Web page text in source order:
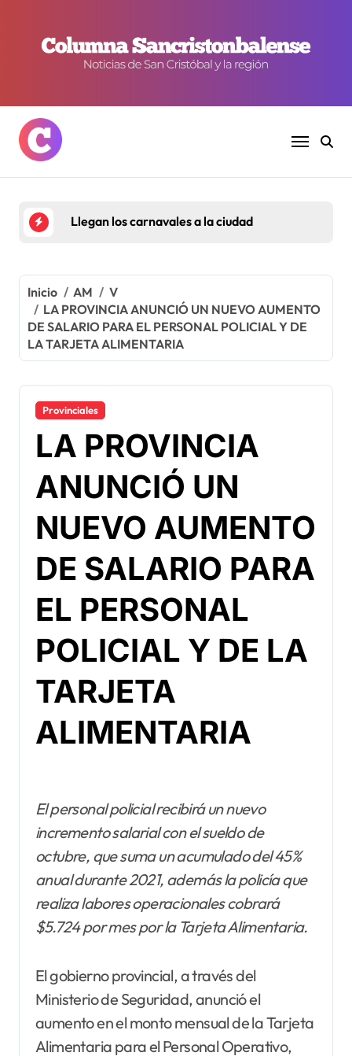
contenido
Llegan los carnavales a la ciudad
Inicio AM
V
LA PROVINCIA ANUNCIÓ UN NUEVO AUMENTO
DE SALARIO PARA EL PERSONAL POLICIAL Y DE
LA TARJETA ALIMENTARIA
Provinciales
LA PROVINCIA
ANUNCIÓ UN
NUEVO AUMENTO
DE SALARIO PARA
EL PERSONAL
POLICIAL Y DE LA
TARJETA
ALIMENTARIA
El personal policial recibirá un nuevo
incremento salarial con el sueldo de
octubre, que suma un acumulado del 45%
anual durante 2021, además la policía que
realiza labores operacionales cobrará
$5.724 por mes por la Tarjeta Alimentaria.
El gobierno provincial, a través del
Ministerio de Seguridad, anunció el
aumento en el monto mensual de la Tarjeta
Alimentaria para el Personal Operativo,